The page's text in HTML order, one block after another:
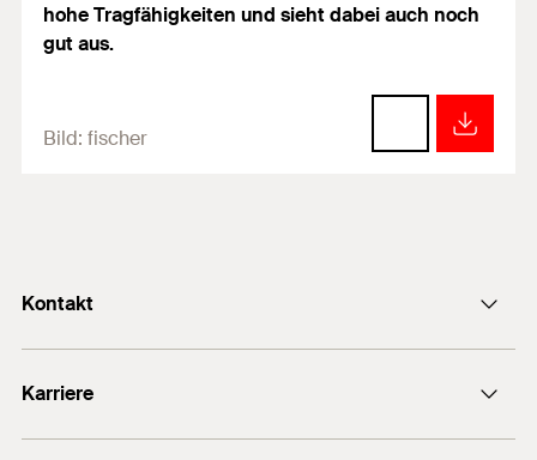
hohe Tragfähigkeiten und sieht dabei auch noch
gut aus.
Bild: fischer
Kontakt
+49 7443 12-0
Karriere